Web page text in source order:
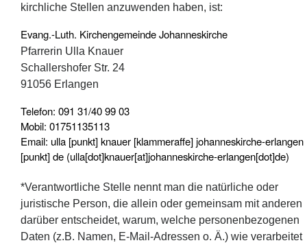
kirchliche Stellen anzuwenden haben, ist:
Evang.-Luth. Kirchengemeinde Johanneskirche
Pfarrerin Ulla Knauer
Schallershofer Str. 24
91056 Erlangen
Telefon: 091 31/40 99 03
Mobil: 01751135113
Email: ulla [punkt]knauer [klammeraffe]johanneskirche-erlangen
[punkt]de (ulla[dot]knauer[at]johanneskirche-erlangen[dot]de)
*Verantwortliche Stelle nennt man die natürliche oder
juristische Person, die allein oder gemeinsam mit anderen
darüber entscheidet, warum, welche personenbezogenen
Daten (z.B. Namen, E-Mail-Adressen o. Ä.) wie verarbeitet